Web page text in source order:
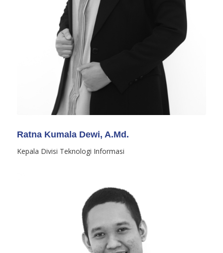
Ratna Kumala Dewi, A.Md.
Kepala Divisi Teknologi Informasi